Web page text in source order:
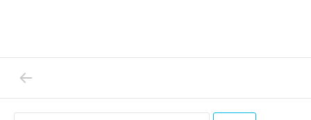
Inläggsnavigering